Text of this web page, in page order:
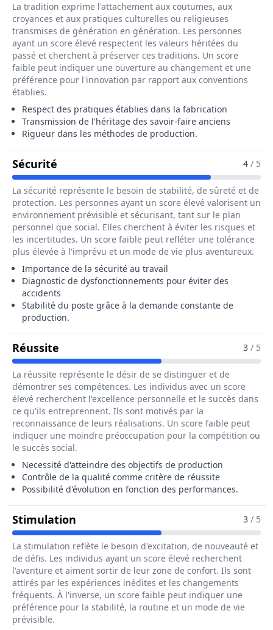
La tradition exprime l'attachement aux coutumes, aux
croyances et aux pratiques culturelles ou religieuses
transmises de génération en génération. Les personnes
ayant un score élevé respectent les valeurs héritées du
passé et cherchent à préserver ces traditions. Un score
faible peut indiquer une ouverture au changement et une
préférence pour l'innovation par rapport aux conventions
établies.
Respect des pratiques établies dans la fabrication
Transmission de l'héritage des savoir-faire anciens
Rigueur dans les méthodes de production.
Sécurité Pour Le Métier De Caissier / Caissière
4 / 5
La sécurité représente le besoin de stabilité, de sûreté et de
protection. Les personnes ayant un score élevé valorisent un
environnement prévisible et sécurisant, tant sur le plan
personnel que social. Elles cherchent à éviter les risques et
les incertitudes. Un score faible peut refléter une tolérance
plus élevée à l'imprévu et un mode de vie plus aventureux.
Importance de la sécurité au travail
Diagnostic de dysfonctionnements pour éviter des
accidents
Stabilité du poste grâce à la demande constante de
production.
Réussite Pour Le Métier De Caissier / 3 / 5
La réussite représente le désir de se distinguer et de
démontrer ses compétences. Les individus avec un score
élevé recherchent l'excellence personnelle et le succès dans
ce qu'ils entreprennent. Ils sont motivés par la
reconnaissance de leurs réalisations. Un score faible peut
indiquer une moindre préoccupation pour la compétition ou
le succès social.
Necessité d'atteindre des objectifs de production
Contrôle de la qualité comme critère de réussite
Possibilité d'évolution en fonction des performances.
Stimulation Pour Le Métier De Caissier / 3 / 5
La stimulation reflète le besoin d'excitation, de nouveauté et
de défis. Les individus ayant un score élevé recherchent
l'aventure et aiment sortir de leur zone de confort. Ils sont
attirés par les expériences inédites et les changements
fréquents. À l'inverse, un score faible peut indiquer une
préférence pour la stabilité, la routine et un mode de vie
prévisible.